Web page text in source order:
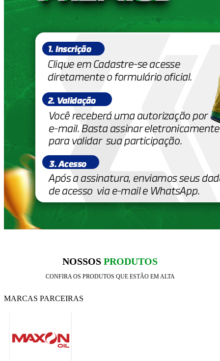
NOSSOS PRODUTOS
CONFIRA OS PRODUTOS QUE ESTÃO EM ALTA
MARCAS PARCEIRAS